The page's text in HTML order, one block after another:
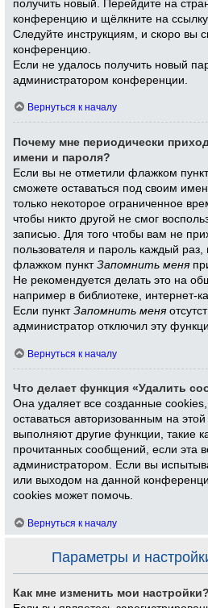
получить новый. Перейдите на
конференцию и щёлкните на
Следуйте инструкциям, и скоро вы
конференцию.
Если не удалось получить новый
администратором конференции.
Вернуться к началу
Почему мне периодически
имени и пароля?
Если вы не отметили флажком
сможете оставаться под своим
только некоторое ограниченное
чтобы никто другой не смог
записью. Для того чтобы вам не
пользователя и пароль каждый
флажком пунктЗапомнить меня
Не рекомендуется делать это на
например в библиотеке, интернет-
Если пунктЗапомнить меня
администратор отключил эту
Вернуться к началу
Что делает функция «Удалить
Она удаляет все созданные
оставаться авторизованным на
выполняют другие функции, такие
прочитанных сообщений, если эта
администратором. Если вы
или выходом на данной
cookies может помочь.
Вернуться к началу
Параметры и
Как мне изменить мои настройки?